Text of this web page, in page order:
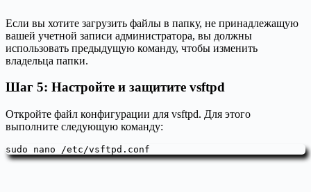
Если вы хотите загрузить файлы в папку, не принадлежащую
вашей учетной записи администратора, вы должны
использовать предыдущую команду, чтобы изменить
владельца папки.
Шаг 5: Настройте и защитите vsftpd
Откройте файл конфигурации для vsftpd. Для этого
выполните следующую команду:
sudo nano /etc/vsftpd.conf